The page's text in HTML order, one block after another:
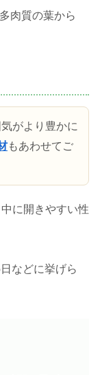
肉質の葉から
がより豊かに
もあわせてご
に開きやすい性
などに挙げら